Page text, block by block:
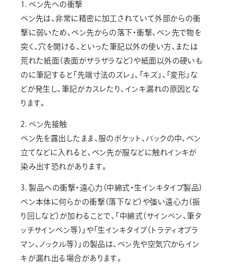
その他
1. ペン先への衝撃
ペン先は、非常に精密に加工されていて外部からの衝
撃に弱いため、ペン先からの落下・衝撃、ペン先で物を
突く、穴を開ける、といった筆記以外の使い方、または
荒れた紙面（表面がザラザラなど）や紙面以外の硬いも
のに筆記すると「先端寸法のズレ」、「キズ」、「変形」な
どが発生し、筆記がカスレたり、インキ漏れの原因とな
ります。
2. ペン先接触
ペン先を露出したまま、服のポケット、バックの中、ペン
立てなどに入れると、ペン先が服などに触れインキが
染み出す恐れがあります。
3. 製品への衝撃・遠心力（中綿式・生インキタイプ製品）
ペン本体に何らかの衝撃（落下など）や強い遠心力（振
り回しなど）が加わることで、「中綿式（サインペン、筆タ
ッチサインペン等）」や「生インキタイプ（トラディオプラ
マン、ノックル等）」の製品は、ペン先や空気穴からイン
キが漏れ出る場合があります。